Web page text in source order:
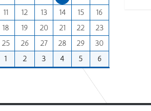
11 12 13 14 15
16
18 19 20 21 22
23
25 26 27 28 29
30
1 2 3 4 5 6